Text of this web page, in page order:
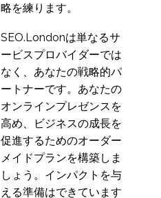
略を練ります。
SEO.Londonは単なるサ
ービスプロバイダーでは
なく、あなたの戦略的パ
ートナーです。あなたの
オンラインプレゼンスを
高め、ビジネスの成長を
促進するためのオーダー
メイドプランを構築しま
しょう。インパクトを与
える準備はできています